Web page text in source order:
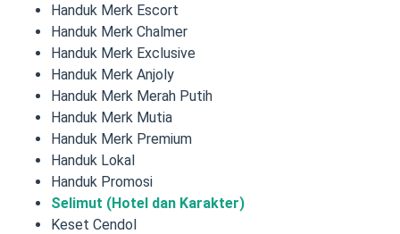
Handuk Merk Escort
Handuk Merk Chalmer
Handuk Merk Exclusive
Handuk Merk Anjoly
Handuk Merk Merah Putih
Handuk Merk Mutia
Handuk Merk Premium
Handuk Lokal
Handuk Promosi
Selimut (Hotel dan Karakter)
Keset Cendol